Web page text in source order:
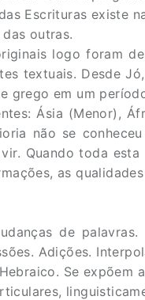
Escrituras existe
outras.
logo foram
textuais. Desde
grego em um
Ásia (Menor),
não se
Quando toda
as
de
Adições.
Se